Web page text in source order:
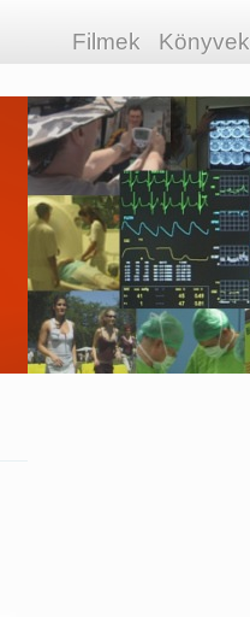
Filmek Könyvek